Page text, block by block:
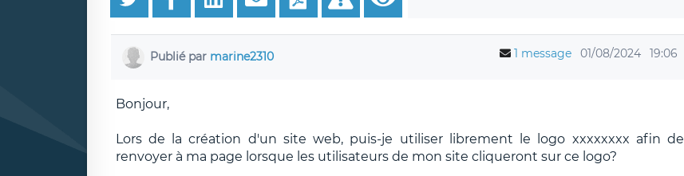
Publié par marine2310 1 message 01/08/2024 19:06
Bonjour,
Lors de la création d'un site web, puis-je utiliser librement le logo xxxxxxxx afin de
renvoyer à ma page lorsque les utilisateurs de mon site cliqueront sur ce logo?